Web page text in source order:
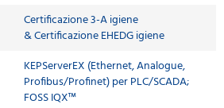
Certificazione 3-A igiene
& Certificazione EHEDG igiene
KEPServerEX (Ethernet, Analogue,
Profibus/Profinet) per PLC/SCADA;
FOSS IQX™